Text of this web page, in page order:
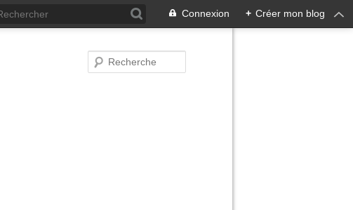
Connexion + Créer mon blog